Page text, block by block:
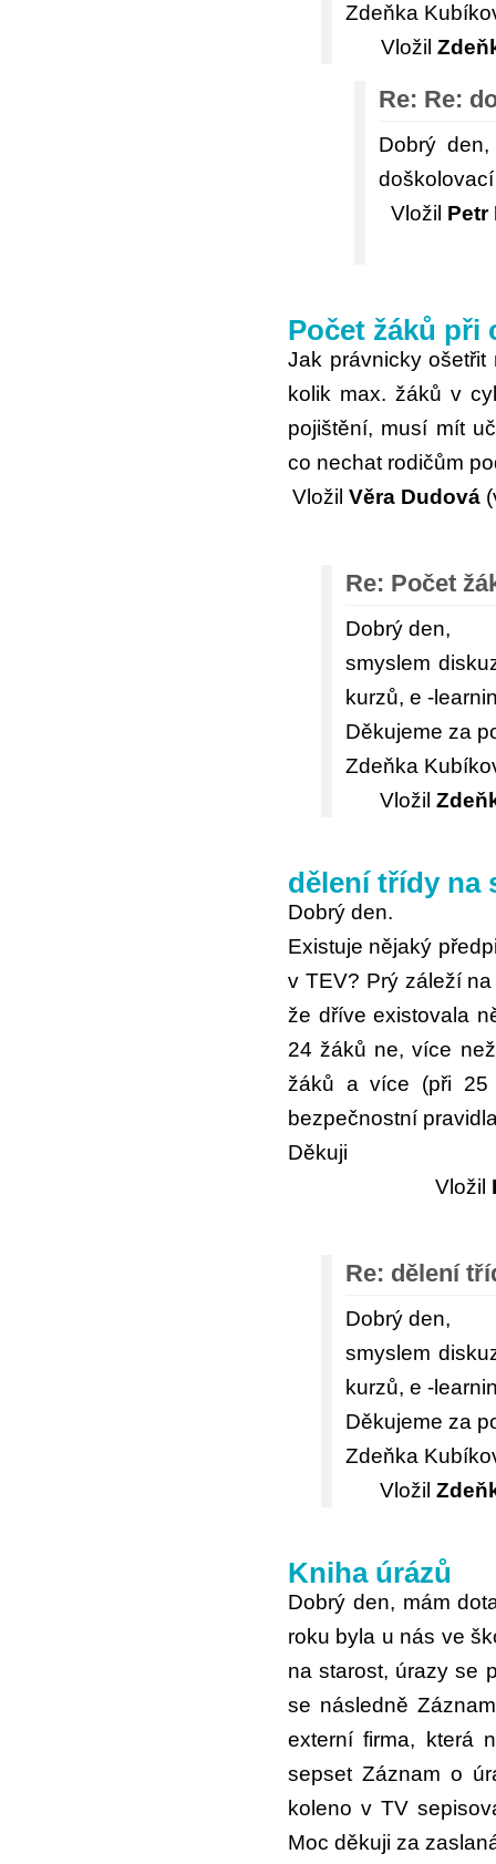
Zdeňka
Vložil
Re: Re:
Dobrý
Vložil Petr
Počet žáků při
Jak právnicky
kolik max. žáků v
pojištění, musí mít
co nechat rodičům
Vložil Věra Dudová
Re: Počet
Dobrý den,
smyslem
kurzů, e -
Děkujeme za
Zdeňka
Vložil
dělení třídy na
Dobrý den.
Existuje nějaký
v TEV? Prý záleží
že dříve existovala
24 žáků ne, více
žáků a více (při 25
bezpečnostní
Děkuji
Vložil
Re: dělení
Dobrý den,
smyslem
kurzů, e -
Děkujeme za
Zdeňka
Vložil
Kniha úrázů
Dobrý den, mám
roku byla u nás ve
na starost, úrazy se
se následně
externí firma, která
sepset Záznam o
koleno v TV
Moc děkuji za